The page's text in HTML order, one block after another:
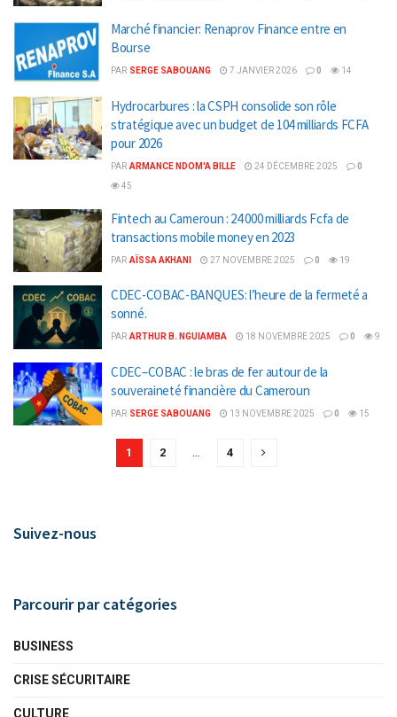
Marché financier: Renaprov Finance entre en
Bourse
PAR SERGE SABOUANG 7 JANVIER 2026 0 14
Hydrocarbures : la CSPH consolide son rôle
stratégique avec un budget de 104 milliards FCFA
pour 2026
PAR ARMANCE NDOM'A BILLE 24 DÉCEMBRE 2025
0
45
Fintech au Cameroun : 24 000 milliards Fcfa de
transactions mobile money en 2023
PAR AÏSSA AKHANI 27 NOVEMBRE 2025 0 19
CDEC-COBAC-BANQUES: l’heure de la fermeté a
sonné.
PAR ARTHUR B. NGUIAMBA 18 NOVEMBRE 2025 0 9
CDEC–COBAC : le bras de fer autour de la
souveraineté financière du Cameroun
PAR SERGE SABOUANG 13 NOVEMBRE 2025 0 15
1 2 … 4
Suivez-nous
Parcourir par catégories
BUSINESS
CRISE SÉCURITAIRE
CULTURE